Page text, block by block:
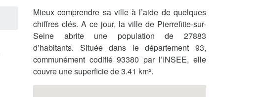
Mieux comprendre sa ville à l’aide de quelques
chiffres clés. A ce jour, la ville de Pierrefitte-sur-
Seine abrite une population de 27883
d’habitants. Située dans le département 93,
communément codifié 93380 par l’INSEE, elle
couvre une superficie de 3.41 km².